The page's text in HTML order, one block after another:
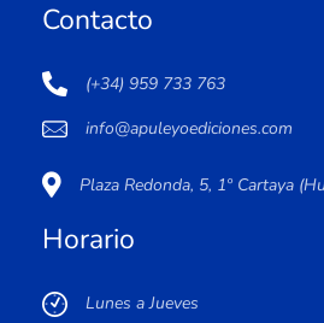
Contacto
(+34) 959 733 763
info@apuleyoediciones.com
Plaza Redonda, 5, 1º Cartaya
Horario
Lunes a Jueves